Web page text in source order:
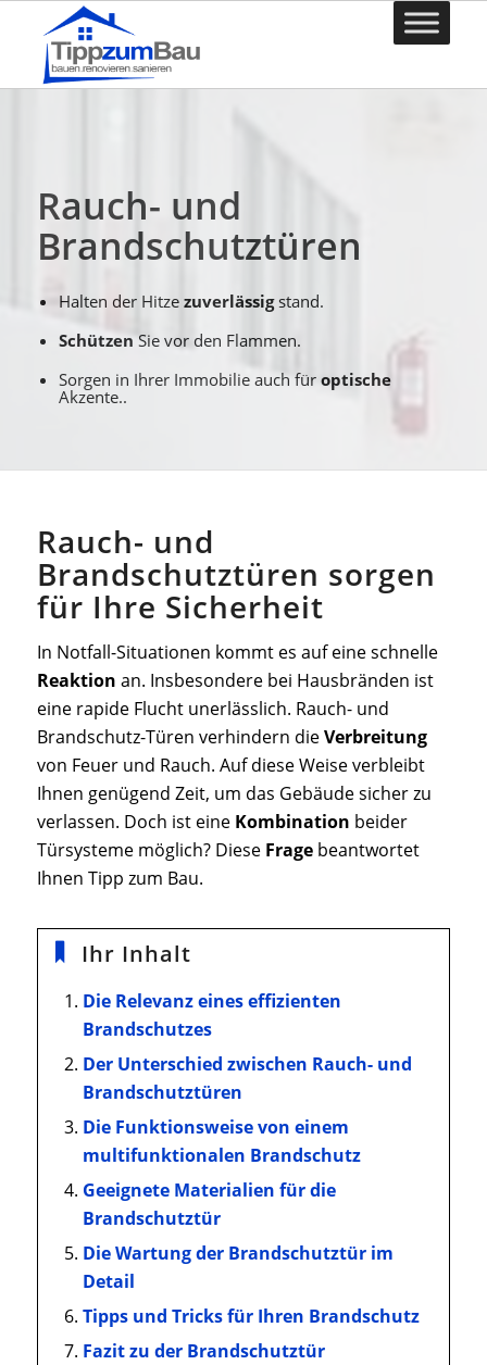
Rauch- und
Brandschutztüren
Halten der Hitzezuverlässigstand.
SchützenSie vor den Flammen.
Sorgen in Ihrer Immobilie auch füroptische
Akzente..
Rauch- und
Brandschutztüren sorgen
für Ihre Sicherheit
In Notfall-Situationen kommt es auf eine schnelle
Reaktion an. Insbesondere bei Hausbränden ist
eine rapide Flucht unerlässlich. Rauch- und
Brandschutz-Türen verhindern dieVerbreitung
von Feuer und Rauch. Auf diese Weise verbleibt
Ihnen genügend Zeit, um das Gebäude sicher zu
verlassen. Doch ist eine Kombination beider
Türsysteme möglich? Diese Fragebeantwortet
Ihnen Tipp zum Bau.
Ihr Inhalt
Die Relevanz eines effizienten
Brandschutzes
Der Unterschied zwischen Rauch- und
Brandschutztüren
Die Funktionsweise von einem
multifunktionalen Brandschutz
Geeignete Materialien für die
Brandschutztür
Die Wartung der Brandschutztür im
Detail
Tipps und Tricks für Ihren Brandschutz
Fazit zu der Brandschutztür